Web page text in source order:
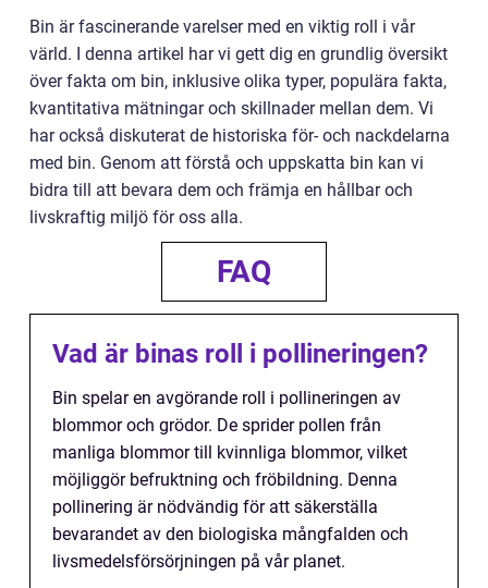
Bin är fascinerande varelser med en viktig roll i vår
värld. I denna artikel har vi gett dig en grundlig översikt
över fakta om bin, inklusive olika typer, populära fakta,
kvantitativa mätningar och skillnader mellan dem. Vi
har också diskuterat de historiska för- och nackdelarna
med bin. Genom att förstå och uppskatta bin kan vi
bidra till att bevara dem och främja en hållbar och
livskraftig miljö för oss alla.
FAQ
Vad är binas roll i pollineringen?
Bin spelar en avgörande roll i pollineringen av
blommor och grödor. De sprider pollen från
manliga blommor till kvinnliga blommor, vilket
möjliggör befruktning och fröbildning. Denna
pollinering är nödvändig för att säkerställa
bevarandet av den biologiska mångfalden och
livsmedelsförsörjningen på vår planet.